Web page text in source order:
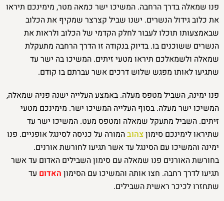
פנו שמאלה בדרך הרחבה. המשיכו ישר כמאה מטר, מימינכם תיראו
את כלוב גידול הנשרים. ישנו שביל קצרצר שמקיף את הכלוב
שבאמצעותו תוכלו לעבור לחלק הקדמי של הכלוב ולראות את
הנשרים ששוכנים בו. בדיוק בנקודה זו הדרך הרחבה מתעקלת
שמאלה ולשמאלכם תיראו מטעי זיתים. המשיכו בה ישר עד
שתגיעו לאותו מפגש שלוש דרכים אשר עברתם בו קודם.
פנו ימינה, השביל מטפס מעלה. באמצע העלייה ישנה פניה שמאלה,
המשיכו ישר מעלה. בסוף העלייה המשיכו ישר. מימינכם מטעי
זיתים. השביל מתעקל שמאלה ומטפס מעט. המשיכו ישר עד
שתיראו לימינכם סימוןצהובהמורה על כניסה לסינגל אופניים. פנו
ימינה והמשיכו עם הסינגל עד אשר תגיעו לחורשת אורנים.
בחורשת האורנים פנו שמאלה עם סימון השבילים האדום עד אשר
תגיעו לדרך רחבה. חצו אותה והמשיכו עם הסימון האדום עד
שתחזרו לכיכר ראשית השבילים.